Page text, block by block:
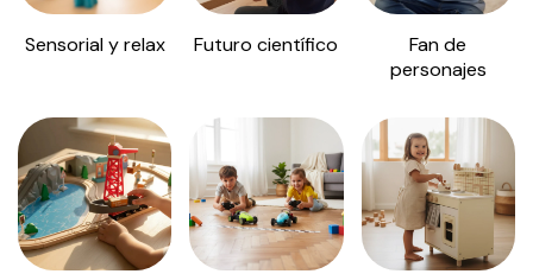
Sensorial y relax Futuro científico
Fan de
personajes